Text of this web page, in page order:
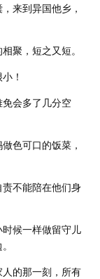
来到异国他乡，
聚，短之又短。
！
会多了几分空
色可口的饭菜，
不能陪在他们身
候一样做留守儿
的那一刻，所有